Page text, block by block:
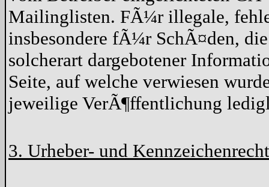
Mailinglisten. FÃ¼r illegale,
insbesondere fÃ¼r SchÃ¤den,
solcherart dargebotener
Seite, auf welche verwiesen
jeweilige VerÃ¶ffentlichung
3. Urheber- und Kennzeichenrecht